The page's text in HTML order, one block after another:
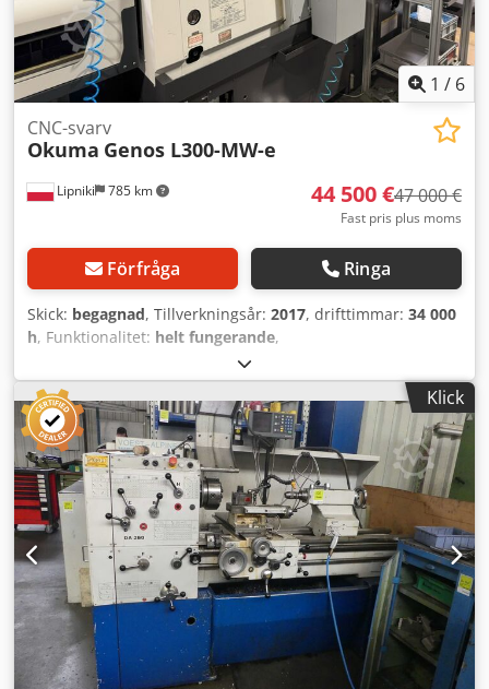
1 / 6
Lipniki 785 km
CNC-svarv
Okuma Genos L300-MW-e
44 500 €47 000 €
Fast pris plus moms
Förfråga Ringa
Skick: begagnad, Tillverkningsår: 2017, drifttimmar: 34 000
h, Funktionalitet: helt fungerande,
W6212-T63-280
Okuma-Genos CNC-svarv till salu som är klar för
användning. Maskinen är fullt fungerande och
regelbundet underhållen och servad. - Huvudspindel och
upprättarspindel - Verktygsgivare Chsdpfew Np S Hex
Algsa - Detaljupptagning Spindelhastighet: 3 800 varv/min.
Tekniskt skick: Bra, maskinen har varit hos oss sedan ny,
köpt 2017 och tagen i drift första kvartalet 2018. Svarven är
ansluten till elnät och i drift. Det finns möjlighet att testa
maskinen i arbete hos oss. Anledningen till försäljningen
är förändringar i våra projekt. Det finns möjlighet att köpa
till en LNS stångmatare för 10 000 € och en oljeimavskiljare
för 1 500 € (delarna syns på bilderna).
Klick